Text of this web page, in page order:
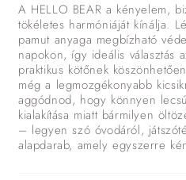
A HELLO BEAR a kényelem,
tökéletes harmóniáját kínálja.
pamut anyaga megbízható
napokon, így ideális választás
praktikus kötőnek
még a legmozgékonyabb
aggódnod, hogy könnyen
kialakítása miatt bármilyen
– legyen szó óvodáról,
alapdarab, amely egyszerre